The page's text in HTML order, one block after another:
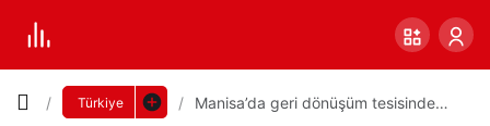
Türkiye
Manisa’da geri dönüşüm tesisinde
Yazı